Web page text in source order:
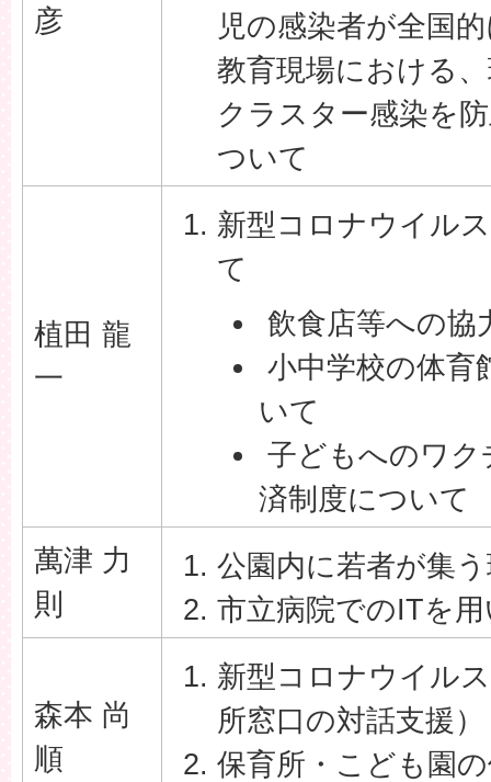
彦
児の感染者が全国
教育現場における
クラスター感染を
ついて
植田 龍
一
新型コロナウイル
て
飲食店等への協
小中学校の体育
いて
子どもへのワク
済制度について
萬津 力
則
公園内に若者が集
市立病院でのITを
森本 尚
順
新型コロナウイル
所窓口の対話支援）
保育所・こども園